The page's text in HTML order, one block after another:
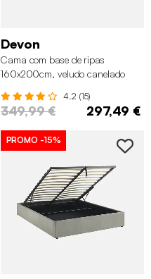
Devon
Cama com base de ripas
160x200cm, veludo canelado
4.2 (15)
349,99 € 297,49 €
PROMO -15%